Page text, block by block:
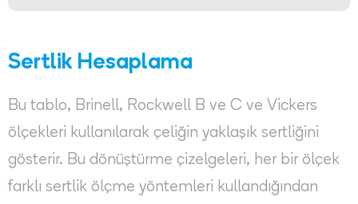
Sertlik Hesaplama
Bu tablo, Brinell, Rockwell B ve C ve Vickers
ölçekleri kullanılarak çeliğin yaklaşık sertliğini
gösterir. Bu dönüştürme çizelgeleri, her bir ölçek
farklı sertlik ölçme yöntemleri kullandığından